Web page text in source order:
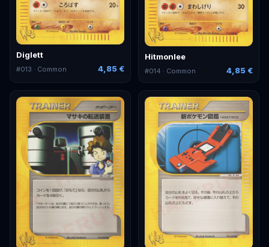
Diglett
#013 · Common 4,85 €
Hitmonlee
#014 · Common 4,85 €